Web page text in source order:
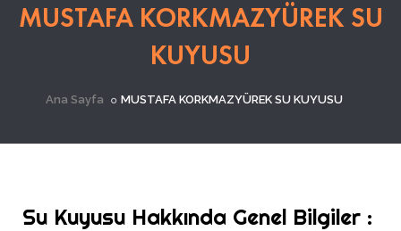
MUSTAFA KORKMAZYÜREK SU
KUYUSU
Ana Sayfa MUSTAFA KORKMAZYÜREK SU KUYUSU
Su Kuyusu Hakkında Genel Bilgiler :